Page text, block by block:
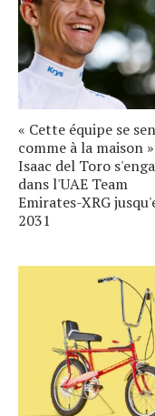
« Cette équipe se
comme à la maison
Isaac del Toro
dans l'UAE Team
Emirates-XRG
2031